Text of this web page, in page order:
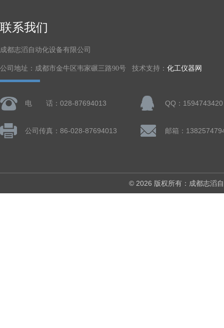
联系我们
成都志滔自动化设备有限公司
公司地址：成都市金牛区韦家碾三路90号 技术支持： 化工仪器网
电 话：028-87694013 QQ：1594743420
公司传真：86-028-87694013
© 2026 版权所有：成都志滔